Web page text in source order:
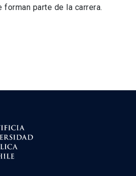
parte de la carrera.